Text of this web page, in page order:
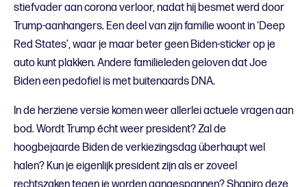
stiefvader aan corona verloor, nadat hij besmet werd door
Trump-aanhangers. Een deel van zijn familie woont in ‘Deep
Red States’, waar je maar beter geen Biden-sticker op je
auto kunt plakken. Andere familieleden geloven dat Joe
Biden een pedofiel is met buitenaards DNA.
In de herziene versie komen weer allerlei actuele vragen aan
bod. Wordt Trump écht weer president? Zal de
hoogbejaarde Biden de verkiezingsdag überhaupt wel
halen? Kun je eigenlijk president zijn als er zoveel